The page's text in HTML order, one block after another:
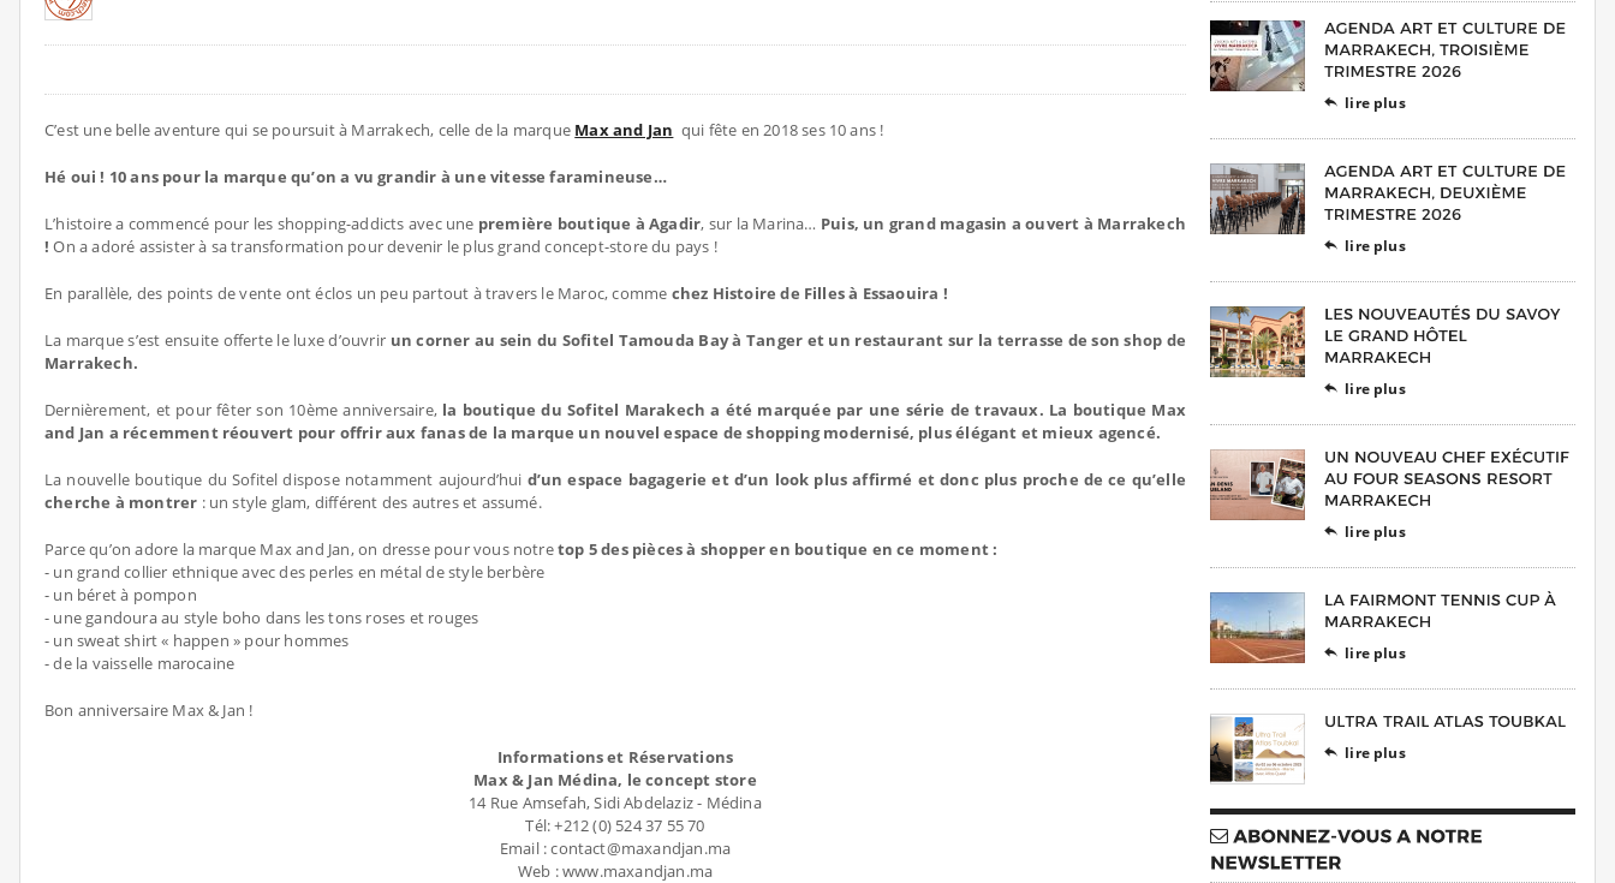
C’est une belle aventure qui se poursuit à Marrakech, celle de la marque Max and Jan qui fête en 2018 ses 10 ans !
Hé oui ! 10 ans pour la marque qu’on a vu grandir à une vitesse faramineuse…
L’histoire a commencé pour les shopping-addicts avec une première boutique à Agadir, sur la Marina… Puis, un grand magasin a ouvert à Marrakech
!On a adoré assister à sa transformation pour devenir le plus grand concept-store du pays !
En parallèle, des points de vente ont éclos un peu partout à travers le Maroc, comme chez Histoire de Filles à Essaouira !
La marque s’est ensuite offerte le luxe d’ouvrir un corner au sein du Sofitel Tamouda Bay à Tanger et un restaurant sur la terrasse de son shop de
Marrakech.
Dernièrement, et pour fêter son 10ème anniversaire,la boutique du Sofitel Marakech a été marquée par une série de travaux. La boutique Max
and Jan a récemment réouvert pour offrir aux fanas de la marque un nouvel espace de shopping modernisé, plus élégant et mieux agencé.
La nouvelle boutique du Sofitel dispose notamment aujourd’hui d’un espace bagagerie et d’un look plus affirmé et donc plus proche de ce qu’elle
cherche à montrer : un style glam, différent des autres et assumé.
Parce qu’on adore la marque Max and Jan, on dresse pour vous notretop 5 des pièces à shopper en boutique en ce moment :
- un grand collier ethnique avec des perles en métal de style berbère
- un béret à pompon
- une gandoura au style boho dans les tons roses et rouges
- un sweat shirt « happen » pour hommes
- de la vaisselle marocaine
Bon anniversaire Max & Jan !
Informations et Réservations
Max & Jan Médina, le concept store
14 Rue Amsefah, Sidi Abdelaziz - Médina
Tél: +212 (0) 524 37 55 70
Email : contact@maxandjan.ma
Web : www.maxandjan.ma
 lire plus
 lire plus
 lire plus
 lire plus
 lire plus
 lire plus